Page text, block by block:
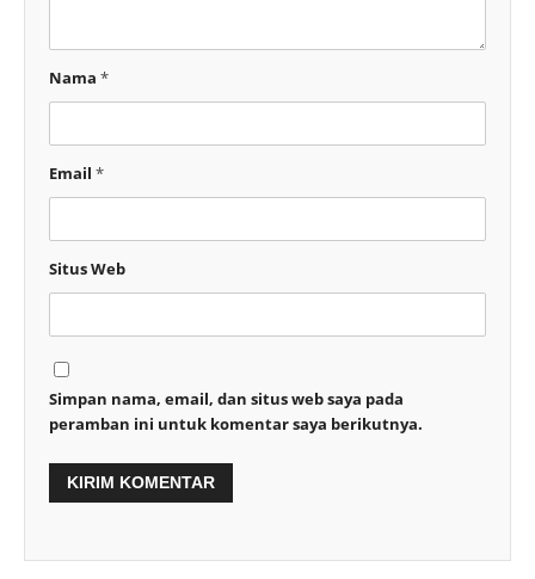
Nama *
Email *
Situs Web
Simpan nama, email, dan situs web saya pada
peramban ini untuk komentar saya berikutnya.